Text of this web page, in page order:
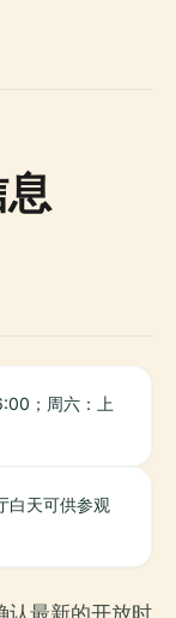
；周六：上
白天可供参观
认最新的开放时